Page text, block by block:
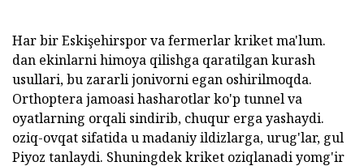
Har bir Eskişehirspor va fermerlar kriket ma'lum.
dan ekinlarni himoya qilishga qaratilgan kurash
usullari, bu zararli jonivorni egan oshirilmoqda.
Orthoptera jamoasi hasharotlar ko'p tunnel va
oyatlarning orqali sindirib, chuqur erga yashaydi.
oziq-ovqat sifatida u madaniy ildizlarga, urug'lar, gul
Piyoz tanlaydi. Shuningdek kriket oziqlanadi yomg'ir